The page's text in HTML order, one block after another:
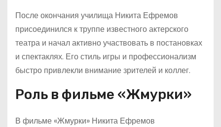
После окончания училища Никита Ефремов
присоединился к труппе известного актерского
театра и начал активно участвовать в постановках
и спектаклях. Его стиль игры и профессионализм
быстро привлекли внимание зрителей и коллег.
Роль в фильме «Жмурки»
В фильме «Жмурки» Никита Ефремов